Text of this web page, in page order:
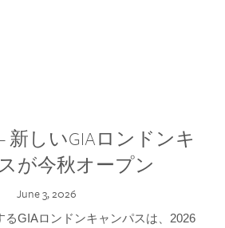
新しいGIAロンドンキ
が今秋オープン
June 3, 2026
るGIAロンドンキャンパスは、2026